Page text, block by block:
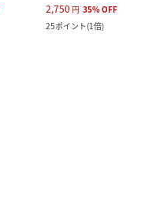
2,750 円 35%OFF
25ポイント(1倍)